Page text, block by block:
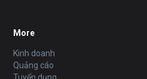
More
Kinh doanh
Quảng cáo